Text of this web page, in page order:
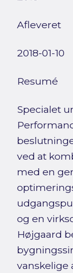
Afleveret
2018-01-10
Resumé
Specialet
ved at
med en
og en
Højgaard
vanskelige